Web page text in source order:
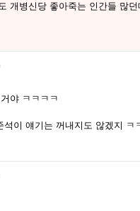
개병신당 좋아죽는 인간들 많
야 ㅋㅋㅋㅋ
석이 얘기는 꺼내지도 않겠지 ㅋ